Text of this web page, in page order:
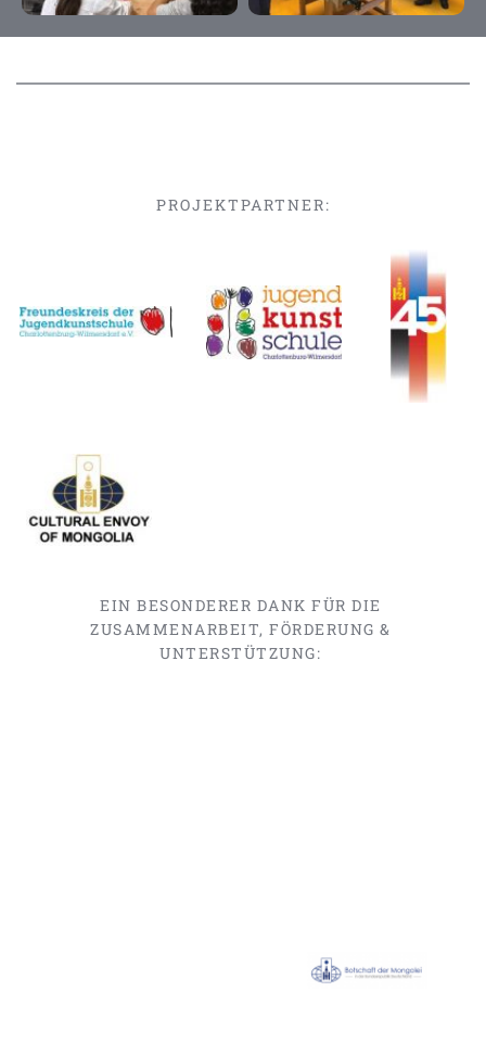
PROJEKTPARTNER:
EIN BESONDERER DANK FÜR DIE
ZUSAMMENARBEIT, FÖRDERUNG &
UNTERSTÜTZUNG: